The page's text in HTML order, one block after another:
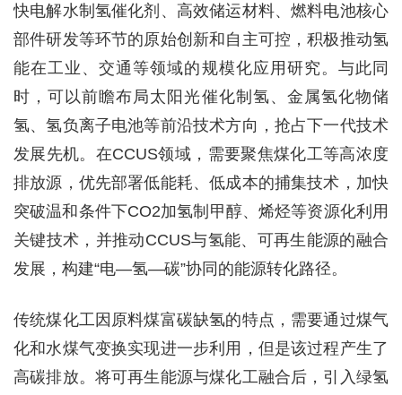
快电解水制氢催化剂、高效储运材料、燃料电池核心
部件研发等环节的原始创新和自主可控，积极推动氢
能在工业、交通等领域的规模化应用研究。与此同
时，可以前瞻布局太阳光催化制氢、金属氢化物储
氢、氢负离子电池等前沿技术方向，抢占下一代技术
发展先机。在CCUS领域，需要聚焦煤化工等高浓度
排放源，优先部署低能耗、低成本的捕集技术，加快
突破温和条件下CO2加氢制甲醇、烯烃等资源化利用
关键技术，并推动CCUS与氢能、可再生能源的融合
发展，构建“电—氢—碳”协同的能源转化路径。
传统煤化工因原料煤富碳缺氢的特点，需要通过煤气
化和水煤气变换实现进一步利用，但是该过程产生了
高碳排放。将可再生能源与煤化工融合后，引入绿氢